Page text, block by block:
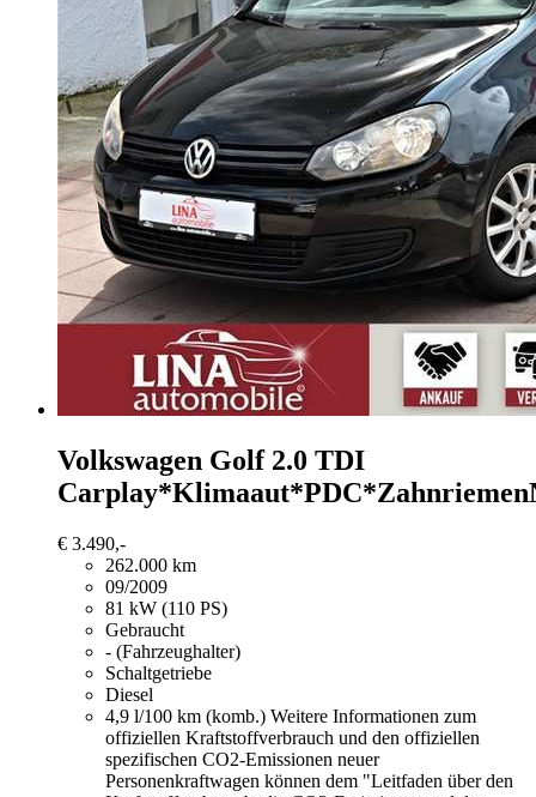
Volkswagen Golf 2.0 TDI
€ 3.490,-
262.000 km
09/2009
81 kW (110 PS)
Gebraucht
- (Fahrzeughalter)
Schaltgetriebe
Diesel
4,9 l/100 km (komb.) Weitere Informationen zum
offiziellen Kraftstoffverbrauch und den offiziellen
spezifischen CO2-Emissionen neuer
Personenkraftwagen können dem "Leitfaden über den